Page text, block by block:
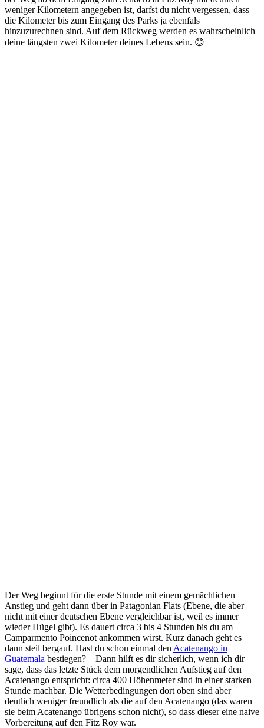
weniger Kilometern angegeben ist, darfst du nicht vergessen, dass
die Kilometer bis zum Eingang des Parks ja ebenfals
hinzuzurechnen sind. Auf dem Rückweg werden es wahrscheinlich
deine längsten zwei Kilometer deines Lebens sein. 😊
Der Weg beginnt für die erste Stunde mit einem gemächlichen
Anstieg und geht dann über in Patagonian Flats (Ebene, die aber
nicht mit einer deutschen Ebene vergleichbar ist, weil es immer
wieder Hügel gibt). Es dauert circa 3 bis 4 Stunden bis du am
Camparmento Poincenot ankommen wirst. Kurz danach geht es
dann steil bergauf. Hast du schon einmal den Acatenango in
Guatemala bestiegen? – Dann hilft es dir sicherlich, wenn ich dir
sage, dass das letzte Stück dem morgendlichen Aufstieg auf den
Acatenango entspricht: circa 400 Höhenmeter sind in einer starken
Stunde machbar. Die Wetterbedingungen dort oben sind aber
deutlich weniger freundlich als die auf den Acatenango (das waren
sie beim Acatenango übrigens schon nicht), so dass dieser eine naive
Vorbereitung auf den Fitz Roy war.